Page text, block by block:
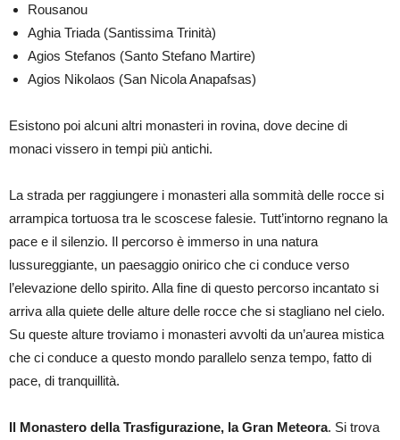
Rousanou
Aghia Triada (Santissima Trinità)
Agios Stefanos (Santo Stefano Martire)
Agios Nikolaos (San Nicola Anapafsas)
Esistono poi alcuni altri monasteri in rovina, dove decine di
monaci vissero in tempi più antichi.
La strada per raggiungere i monasteri alla sommità delle rocce si
arrampica tortuosa tra le scoscese falesie. Tutt’intorno regnano la
pace e il silenzio. Il percorso è immerso in una natura
lussureggiante, un paesaggio onirico che ci conduce verso
l’elevazione dello spirito. Alla fine di questo percorso incantato si
arriva alla quiete delle alture delle rocce che si stagliano nel cielo.
Su queste alture troviamo i monasteri avvolti da un’aurea mistica
che ci conduce a questo mondo parallelo senza tempo, fatto di
pace, di tranquillità.
Il Monastero della Trasfigurazione, la Gran Meteora. Si trova